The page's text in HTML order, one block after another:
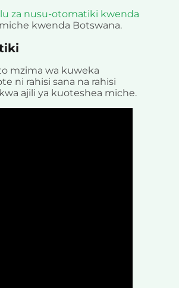
za nusu-otomatiki kwenda
kwenda Botswana.
mzima wa kuweka
ni rahisi sana na rahisi
ajili ya kuoteshea miche.